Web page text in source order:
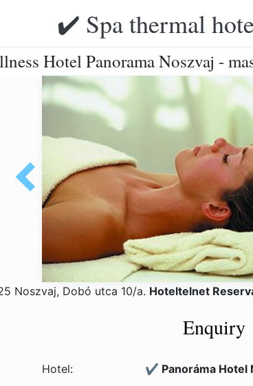
✔️ Spa thermal
Hotel Panorama Noszvaj -
Noszvaj, Dobó utca 10/a. Hoteltelnet
Enquiry
Hotel: ✔️ Panoráma Hotel